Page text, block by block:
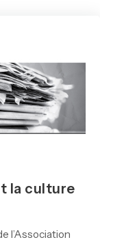
la culture
l’Association